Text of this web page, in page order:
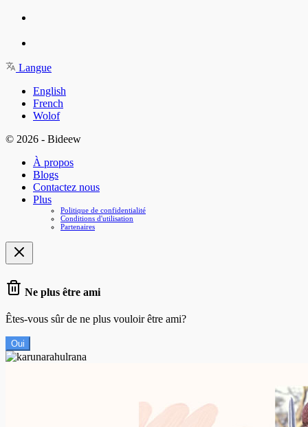
Langue
English
French
Wolof
© 2026 - Bideew
À propos
Blogs
Contactez nous
Plus
Politique de confidentialité
Conditions d'utilisation
Partenaires
Ne plus être ami
Êtes-vous sûr de ne plus vouloir être ami?
Oui